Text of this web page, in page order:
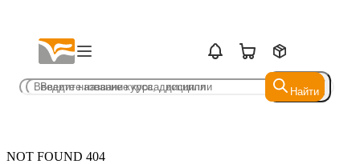
Найти
Найти
NOT FOUND 404